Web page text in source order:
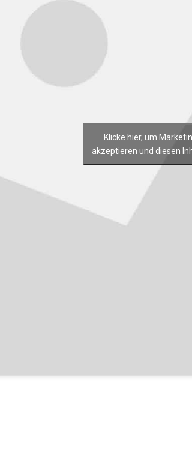
Klicke hier, um
akzeptieren und diesen